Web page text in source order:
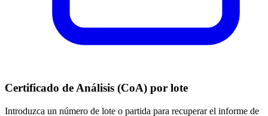
Certificado de Análisis (CoA) por lote
Introduzca un número de lote o partida para recuperar el informe de